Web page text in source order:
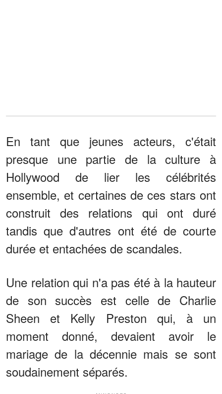
En tant que jeunes acteurs, c'était
presque une partie de la culture à
Hollywood de lier les célébrités
ensemble, et certaines de ces stars ont
construit des relations qui ont duré
tandis que d'autres ont été de courte
durée et entachées de scandales.
Une relation qui n'a pas été à la hauteur
de son succès est celle de Charlie
Sheen et Kelly Preston qui, à un
moment donné, devaient avoir le
mariage de la décennie mais se sont
soudainement séparés.